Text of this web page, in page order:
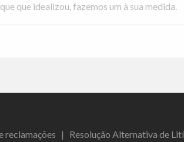
que idealizou, fazemos um à sua medida.
reclamações | Resolução Alternativa de